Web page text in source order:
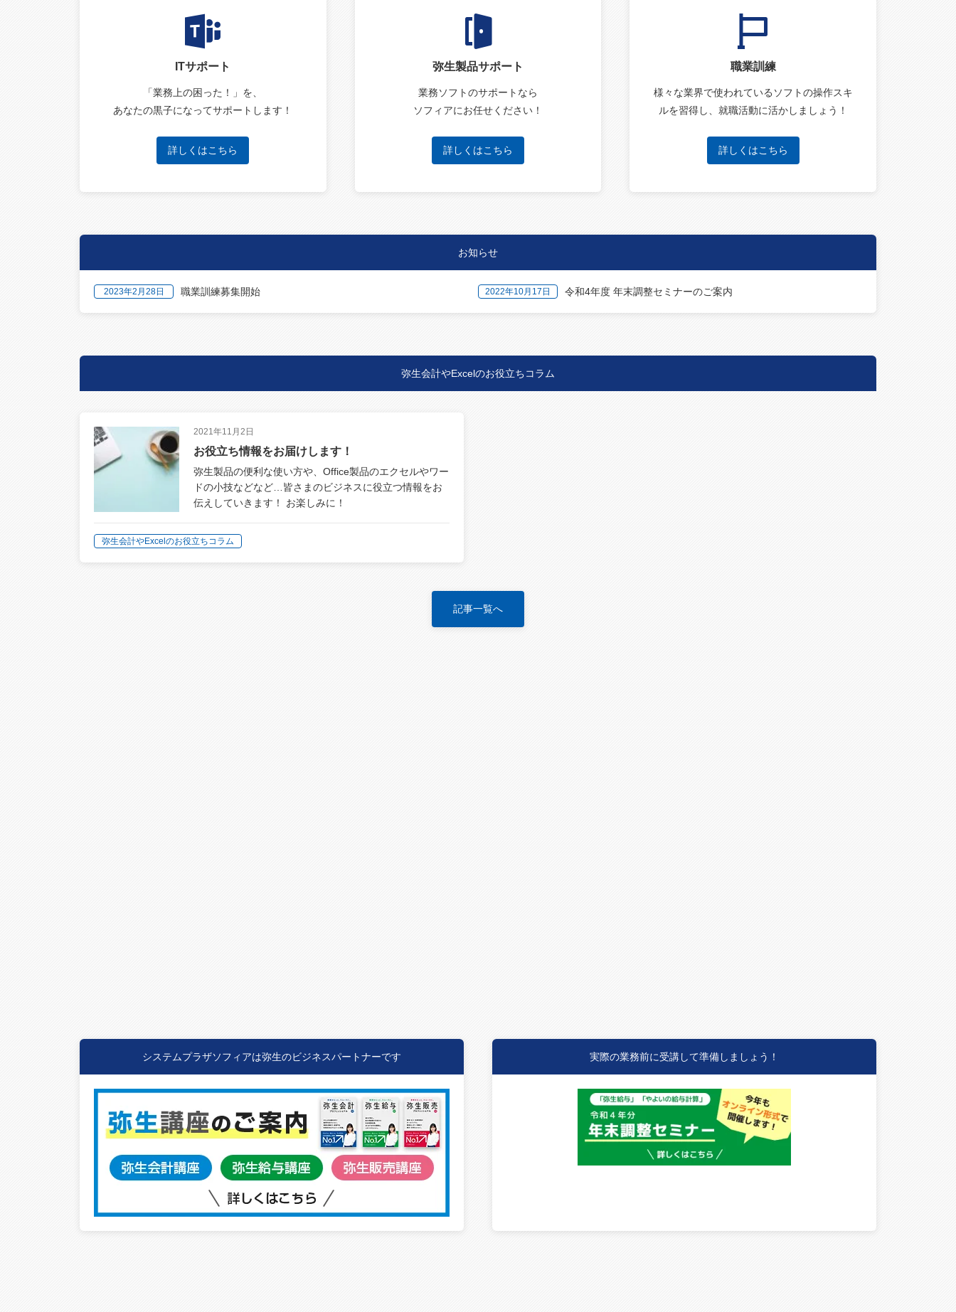
ITサポート
「業務上の困った！」を、
あなたの黒子になってサポートします！
詳しくはこちら
弥生製品サポート
業務ソフトのサポートなら
ソフィアにお任せください！
詳しくはこちら
職業訓練
様々な業界で使われているソフトの操作スキ
ルを習得し、就職活動に活かしましょう！
詳しくはこちら
お知らせ
2023年2月28日 職業訓練募集開始 2022年10月17日 令和4年度 年末調整セミナーのご案内
弥生会計やExcelのお役立ちコラム
2021年11月2日
お役立ち情報をお届けします！
弥生製品の便利な使い方や、Office製品のエクセルやワー
ドの小技などなど…皆さまのビジネスに役立つ情報をお
伝えしていきます！ お楽しみに！
弥生会計やExcelのお役立ちコラム
記事一覧へ
システムプラザソフィアは弥生のビジネスパートナーです 実際の業務前に受講して準備しましょう！